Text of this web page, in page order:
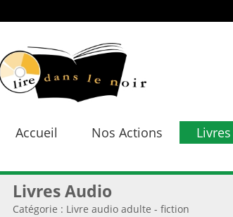
Accueil Nos Actions
Livres Audio
Catégorie : Livre audio adulte - fiction